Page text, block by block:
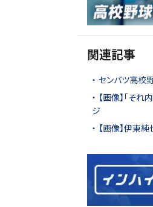
関連記事
センバツ高校
【画像】「そ
ジ
【画像】伊東